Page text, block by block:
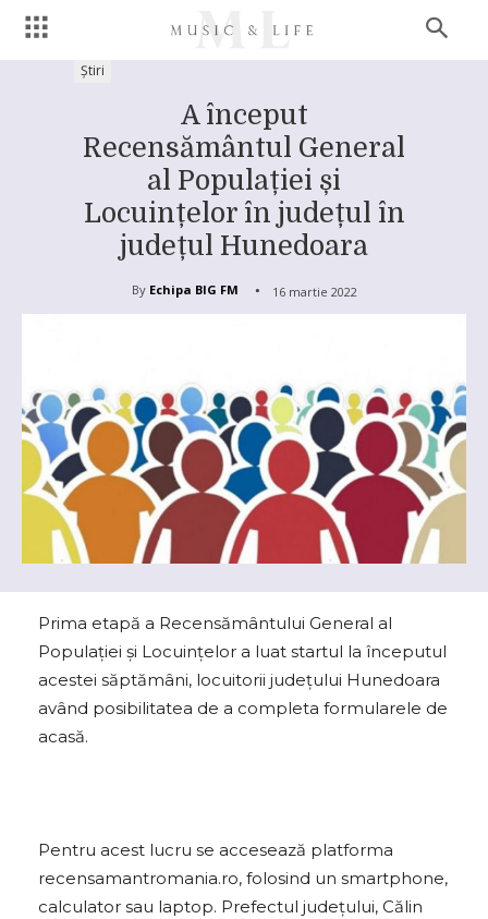
Știri
A început
Recensământul General
al Populației și
Locuințelor în județul în
județul Hunedoara
By Echipa BIG FM 16 martie 2022
Prima etapă a Recensământului General al
Populației și Locuințelor a luat startul la începutul
acestei săptămâni, locuitorii județului Hunedoara
având posibilitatea de a completa formularele de
acasă.
Pentru acest lucru se accesează platforma
recensamantromania.ro, folosind un smartphone,
calculator sau laptop. Prefectul județului, Călin